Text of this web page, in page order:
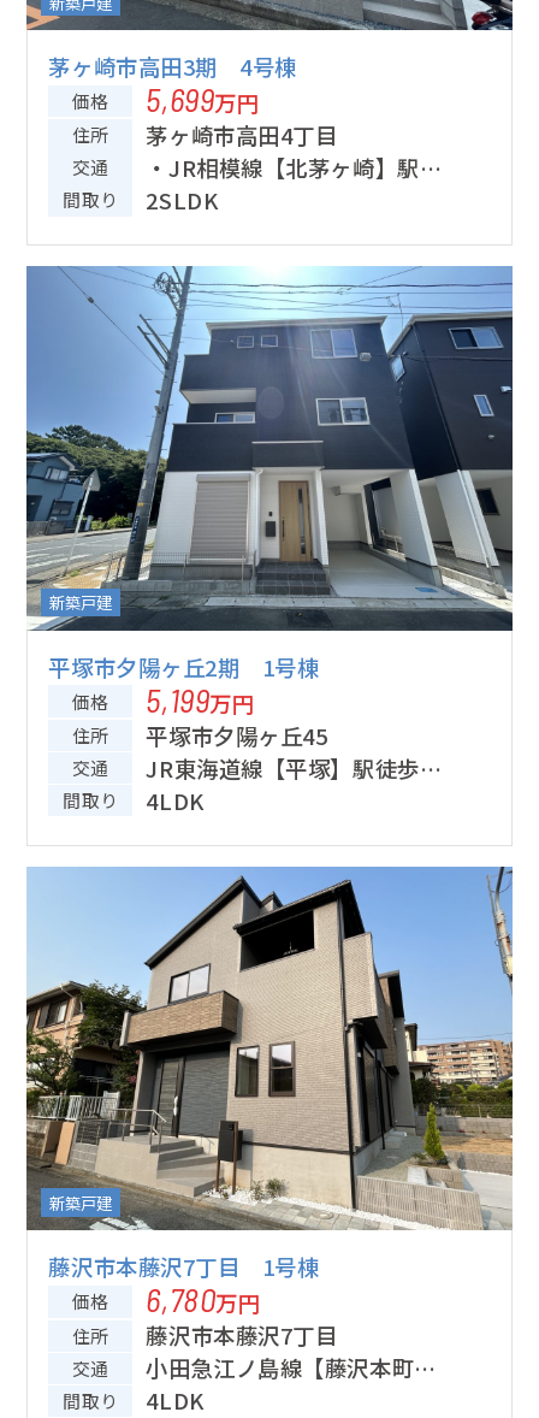
茅ヶ崎市高田3期 4号棟
価格 5,699万円
住所 茅ヶ崎市高田4丁目
交通
・JR相模線【北茅ヶ崎】駅徒
歩約13分
歩約23分
間取り 2SLDK
新築戸建
平塚市夕陽ヶ丘2期 1号棟
価格 5,199万円
住所 平塚市夕陽ヶ丘45
交通
JR東海道線【平塚】駅徒歩9
分
間取り 4LDK
新築戸建
藤沢市本藤沢7丁目 1号棟
価格 6,780万円
住所 藤沢市本藤沢7丁目
交通
小田急江ノ島線【藤沢本町】
駅徒歩14分
間取り 4LDK